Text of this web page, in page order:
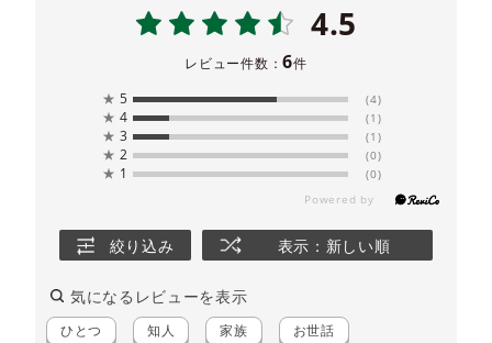
4.5
レビュー件数：6件
★ 5 (4)
★ 4 (1)
★ 3 (1)
★ 2 (0)
★ 1 (0)
絞り込み 表示：新しい順
気になるレビューを表示
ひとつ 知人 家族 お世話